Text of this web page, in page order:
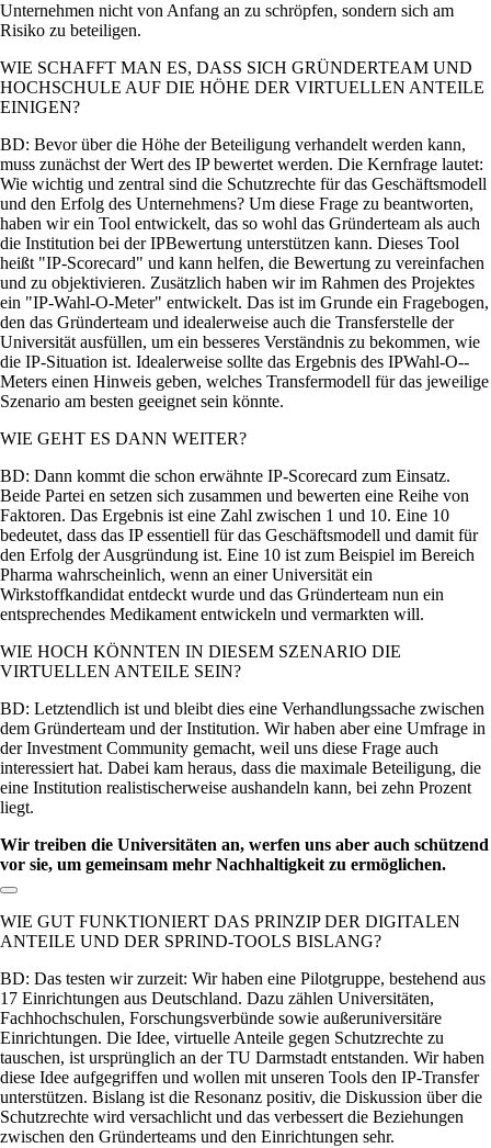
Unternehmen nicht von Anfang an zu schröpfen, sondern sich am
Risiko zu beteiligen.
WIE SCHAFFT MAN ES, DASS SICH GRÜNDERTEAM UND
HOCHSCHULE AUF DIE HÖHE DER VIRTUELLEN ANTEILE
EINIGEN?
BD: Bevor über die Höhe der Beteiligung verhandelt werden kann,
muss zunächst der Wert des IP bewertet werden. Die Kernfrage lautet:
Wie wichtig und zentral sind die Schutzrechte für das Geschäftsmodell
und den Erfolg des Unternehmens? Um diese Frage zu beantworten,
haben wir ein Tool entwickelt, das so­ wohl das Gründerteam als auch
die Institution bei der IP­Bewertung unterstützen kann. Dieses Tool
heißt
IP­-Scorecard
und kann helfen, die Bewertung zu vereinfachen
und zu objektivieren. Zusätzlich haben wir im Rahmen des Projektes
ein
IP-­Wahl­-O­-Meter
entwickelt. Das ist im Grunde ein Fragebogen,
den das Gründerteam und idealerweise auch die Transferstelle der
Universität ausfüllen, um ein besseres Verständnis zu bekommen, wie
die IP­-Situation ist. Idealerweise sollte das Ergebnis des IP­Wahl-­O-­
Meters einen Hinweis geben, welches Transfermodell für das jeweilige
Szenario am besten geeignet sein könnte.
WIE GEHT ES DANN WEITER?
BD: Dann kommt die schon erwähnte IP­-Scorecard zum Einsatz.
Beide Partei­ en setzen sich zusammen und bewerten eine Reihe von
Faktoren. Das Ergebnis ist eine Zahl zwischen 1 und 10. Eine 10
bedeutet, dass das IP essentiell für das Geschäftsmodell und damit für
den Erfolg der Ausgründung ist. Eine 10 ist zum Beispiel im Bereich
Pharma wahrscheinlich, wenn an einer Universität ein
Wirkstoffkandidat entdeckt wurde und das Gründerteam nun ein
entsprechendes Medikament entwickeln und vermarkten will.
WIE HOCH KÖNNTEN IN DIESEM SZENARIO DIE
VIRTUELLEN ANTEILE SEIN?
BD: Letztendlich ist und bleibt dies eine Verhandlungssache zwischen
dem Gründerteam und der Institution. Wir haben aber eine Umfrage in
der Investment Community gemacht, weil uns diese Frage auch
interessiert hat. Dabei kam heraus, dass die maximale Beteiligung, die
eine Institution realistischerweise aushandeln kann, bei zehn Prozent
liegt.
Wir treiben die Universitäten an, werfen uns aber auch schützend
vor sie, um gemeinsam mehr Nachhaltigkeit zu ermöglichen.
Link zum Abschnitt kopieren:
WIE GUT FUNKTIONIERT DAS PRINZIP DER DIGITALEN
ANTEILE UND DER SPRIND-TOOLS BISLANG?
BD: Das testen wir zurzeit: Wir haben eine Pilotgruppe, bestehend aus
17 Einrichtungen aus Deutschland. Dazu zählen Universitäten,
Fachhochschulen, Forschungsverbünde sowie außeruniversitäre
Einrichtungen. Die Idee, virtuelle Anteile gegen Schutzrechte zu
tauschen, ist ursprünglich an der TU Darmstadt entstanden. Wir haben
diese Idee aufgegriffen und wollen mit unseren Tools den IP-­Transfer
unterstützen. Bislang ist die Resonanz positiv, die Diskussion über die
Schutzrechte wird versachlicht und das verbessert die Beziehungen
zwischen den Gründerteams und den Einrichtungen sehr.